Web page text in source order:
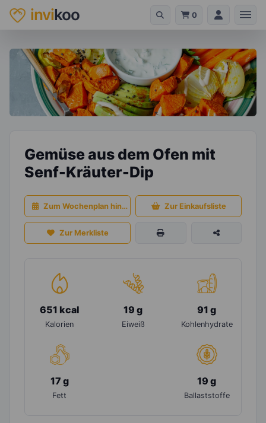
invikoo 0
Gemüse aus dem Ofen mit
Senf-Kräuter-Dip
Zum Wochenplan hinzufügen Zur Einkaufsliste
Zur Merkliste
651 kcal
Kalorien
19 g
Eiweiß
91 g
Kohlenhydrate
17 g
Fett
19 g
Ballaststoffe